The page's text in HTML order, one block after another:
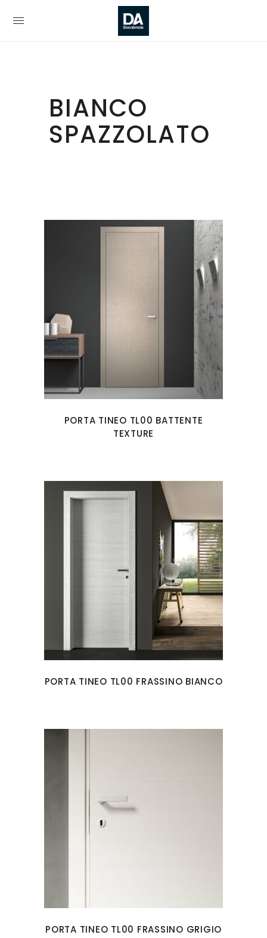
BIANCO
SPAZZOLATO
PORTA TINEO TL00 BATTENTE
TEXTURE
PORTA TINEO TL00 FRASSINO BIANCO
PORTA TINEO TL00 FRASSINO GRIGIO